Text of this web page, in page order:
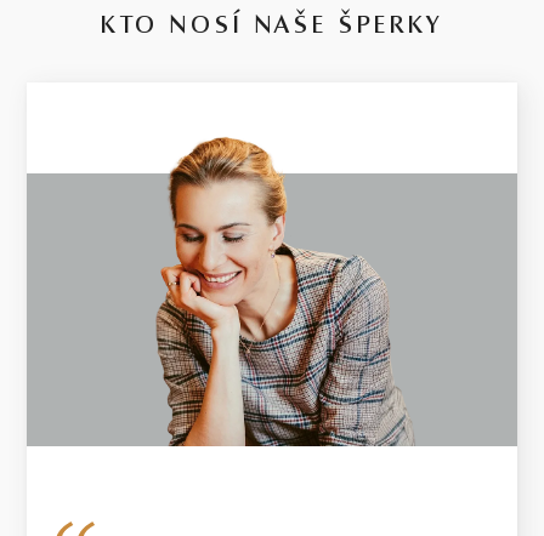
2.65 g
VÁHA
V případě šperku vyrobeného na míru se může hmotnost použitých
diamantů lišit od uvedené hmotnosti o 5%. U diamantů o hmotnosti
0.30ct a vyšší bude dodržena uvedená nebo vyšší hmotnost.
Hmotnost drahého kovu se u těchto šperků může od uvedené
hmotnosti lišit o 20 %.
KTO NOSÍ NAŠE ŠPERKY